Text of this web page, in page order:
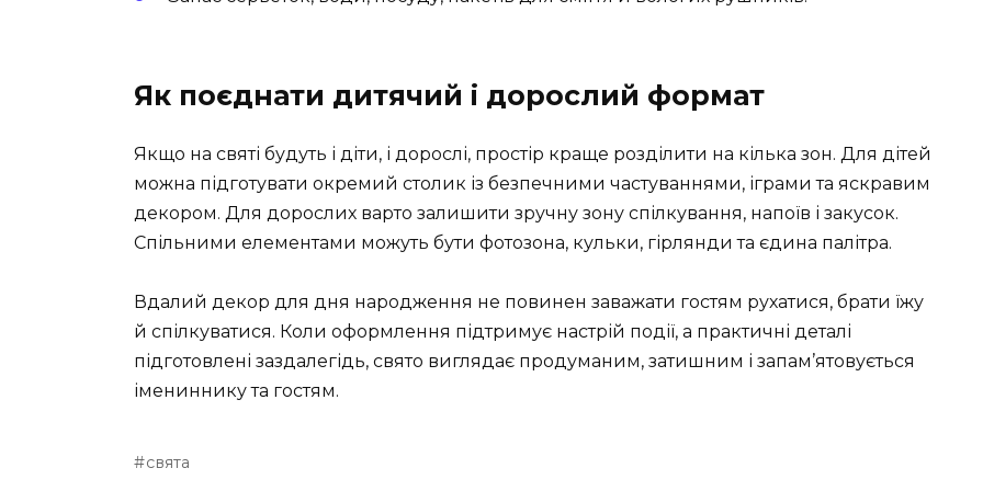
Як поєднати дитячий і дорослий формат
Якщо на святі будуть і діти, і дорослі, простір краще розділити на кілька зон. Для дітей
можна підготувати окремий столик із безпечними частуваннями, іграми та яскравим
декором. Для дорослих варто залишити зручну зону спілкування, напоїв і закусок.
Спільними елементами можуть бути фотозона, кульки, гірлянди та єдина палітра.
Вдалий декор для дня народження не повинен заважати гостям рухатися, брати їжу
й спілкуватися. Коли оформлення підтримує настрій події, а практичні деталі
підготовлені заздалегідь, свято виглядає продуманим, затишним і запам’ятовується
імениннику та гостям.
свята